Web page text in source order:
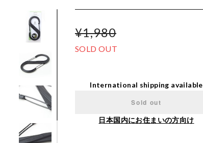
¥1,980
SOLD OUT
International shipping available
Sold out
日本国内にお住まいの方向け